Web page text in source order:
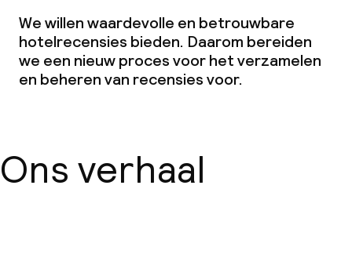
We willen waardevolle en betrouwbare
hotelrecensies bieden. Daarom bereiden
we een nieuw proces voor het verzamelen
en beheren van recensies voor.
Ons verhaal